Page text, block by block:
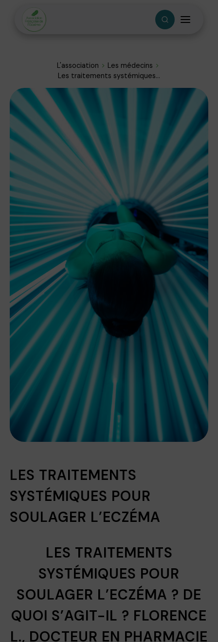
L'association
Les médecins
Les traitements systémiques...
LES TRAITEMENTS
SYSTÉMIQUES POUR
SOULAGER L’ECZÉMA
LES TRAITEMENTS
SYSTÉMIQUES POUR
SOULAGER L’ECZÉMA ? DE
QUOI S’AGIT-IL ? FLORENCE
L., DOCTEUR EN PHARMACIE